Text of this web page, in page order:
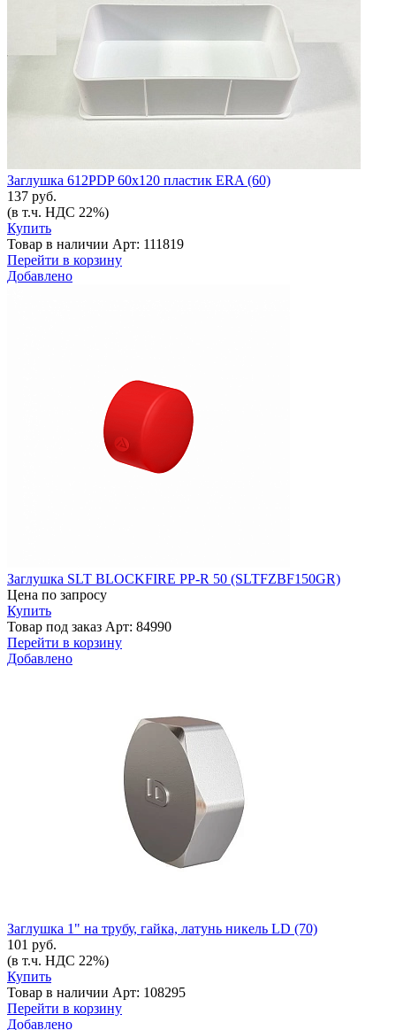
Заглушка 612PDP 60х120 пластик ERA (60)
137 руб.
(в т.ч. НДС 22%)
Купить
Товар в наличии Арт: 111819
Перейти в корзину
Добавлено
Заглушка SLT BLOCKFIRE PP-R 50 (SLTFZBF150GR)
Цена по запросу
Купить
Товар под заказ Арт: 84990
Перейти в корзину
Добавлено
Заглушка 1" на трубу, гайка, латунь никель LD (70)
101 руб.
(в т.ч. НДС 22%)
Купить
Товар в наличии Арт: 108295
Перейти в корзину
Добавлено